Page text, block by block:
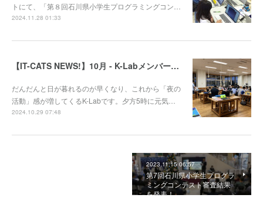
トにて、「第８回石川県小学生プログラミングコン…
2024.11.28 01:33
【IT-CATS NEWS!】10月 - K-Labメンバーの多彩な活動をご紹介！
だんだんと日が暮れるのが早くなり、これから「夜の
活動」感が増してくるK-Labです。夕方5時に元気…
2024.10.29 07:48
2023.11.15 06:57
第7回石川県小学生プログラ
ミングコンテスト審査結果
を発表！